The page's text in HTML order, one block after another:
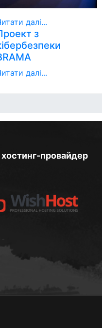
далі...
з
далі...
провайдер